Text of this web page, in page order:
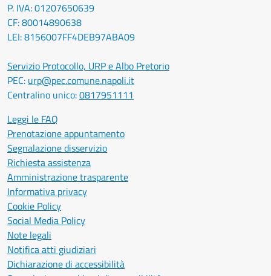
P. IVA: 01207650639
CF: 80014890638
LEI: 8156007FF4DEB97ABA09
Servizio Protocollo, URP e Albo Pretorio
PEC: urp@pec.comune.napoli.it
Centralino unico:0817951111
Leggi le FAQ
Prenotazione appuntamento
Segnalazione disservizio
Richiesta assistenza
Amministrazione trasparente
Informativa privacy
Cookie Policy
Social Media Policy
Note legali
Notifica atti giudiziari
Dichiarazione di accessibilità